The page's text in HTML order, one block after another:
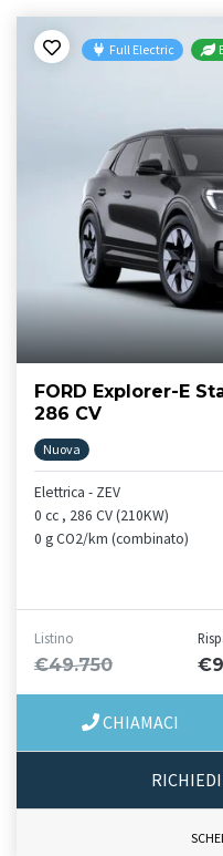
Full Electric
FORD Explorer-E
286 CV
Nuova
Elettrica - ZEV
0 cc , 286 CV (210KW)
0 g CO2/km (combinato)
Listino
€49.750
CHIAMACI